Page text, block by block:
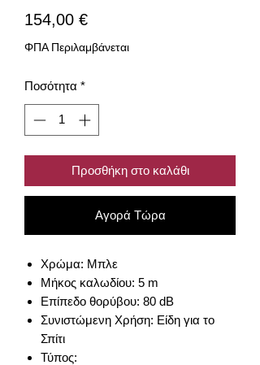
154,00 €Τιμή
ΦΠΑ Περιλαμβάνεται
Ποσότητα *
Προσθήκη στο καλάθι
Αγορά Τώρα
Χρώμα: Μπλε
Μήκος καλωδίου: 5 m
Επίπεδο θορύβου: 80 dB
Συνιστώμενη Χρήση: Είδη για το
Σπίτι
Τύπος: